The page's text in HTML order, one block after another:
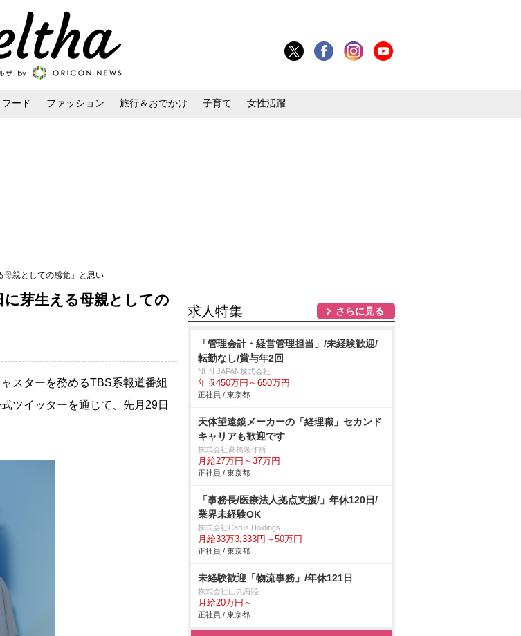
フード ファッション 旅行＆おでかけ 子育て 女性活躍
親としての感覚」と思い
芽生える母親としての
スターを務めるTBS系報道番組
ツイッターを通じて、先月29日
求人特集 さらに見る
「管理会計・経営管理担当」/未経験歓迎/
転勤なし/賞与年2回
NHN JAPAN株式会社
年収450万円～650万円
正社員 / 東京都
天体望遠鏡メーカーの「経理職」セカンド
キャリアも歓迎です
株式会社高橋製作所
月給27万円～37万円
正社員 / 東京都
「事務長/医療法人拠点支援/」年休120日/
業界未経験OK
株式会社Carus Holdings
月給33万3,333円～50万円
正社員 / 東京都
未経験歓迎「物流事務」/年休121日
株式会社山九海陸
月給20万円～
正社員 / 東京都